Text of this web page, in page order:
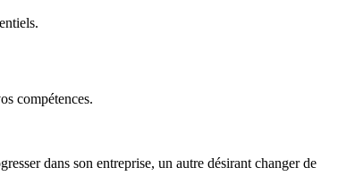
compétences.
dans son entreprise, un autre désirant changer de